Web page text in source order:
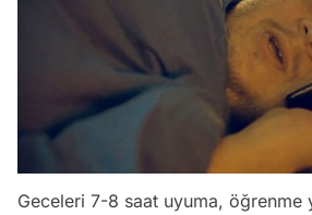
Geceleri 7-8 saat uyuma, öğrenme